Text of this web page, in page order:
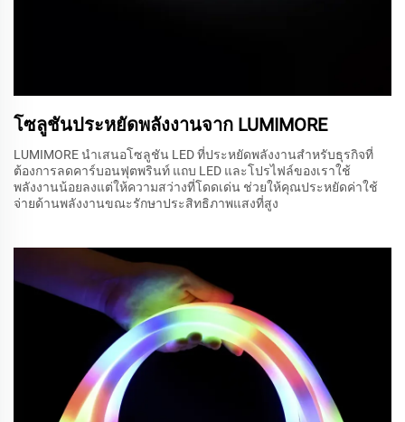
โซลูชันประหยัดพลังงานจาก LUMIMORE
LUMIMORE นำเสนอโซลูชัน LED ที่ประหยัดพลังงานสำหรับธุรกิจที่
ต้องการลดคาร์บอนฟุตพรินท์ แถบ LED และโปรไฟล์ของเราใช้
พลังงานน้อยลงแต่ให้ความสว่างที่โดดเด่น ช่วยให้คุณประหยัดค่าใช้
จ่ายด้านพลังงานขณะรักษาประสิทธิภาพแสงที่สูง